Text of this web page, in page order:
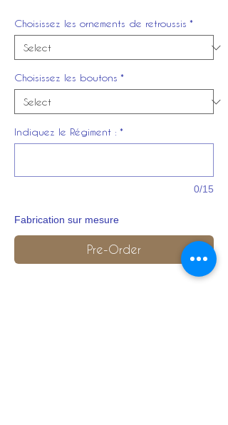
Choisissez les ornements de retroussis *
Choisissez les boutons *
Indiquez le Régiment : *
0/15
Fabrication sur mesure
Pre-Order